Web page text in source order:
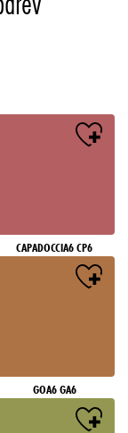
CAPADOCCIA6 CP6
GOA6 GA6